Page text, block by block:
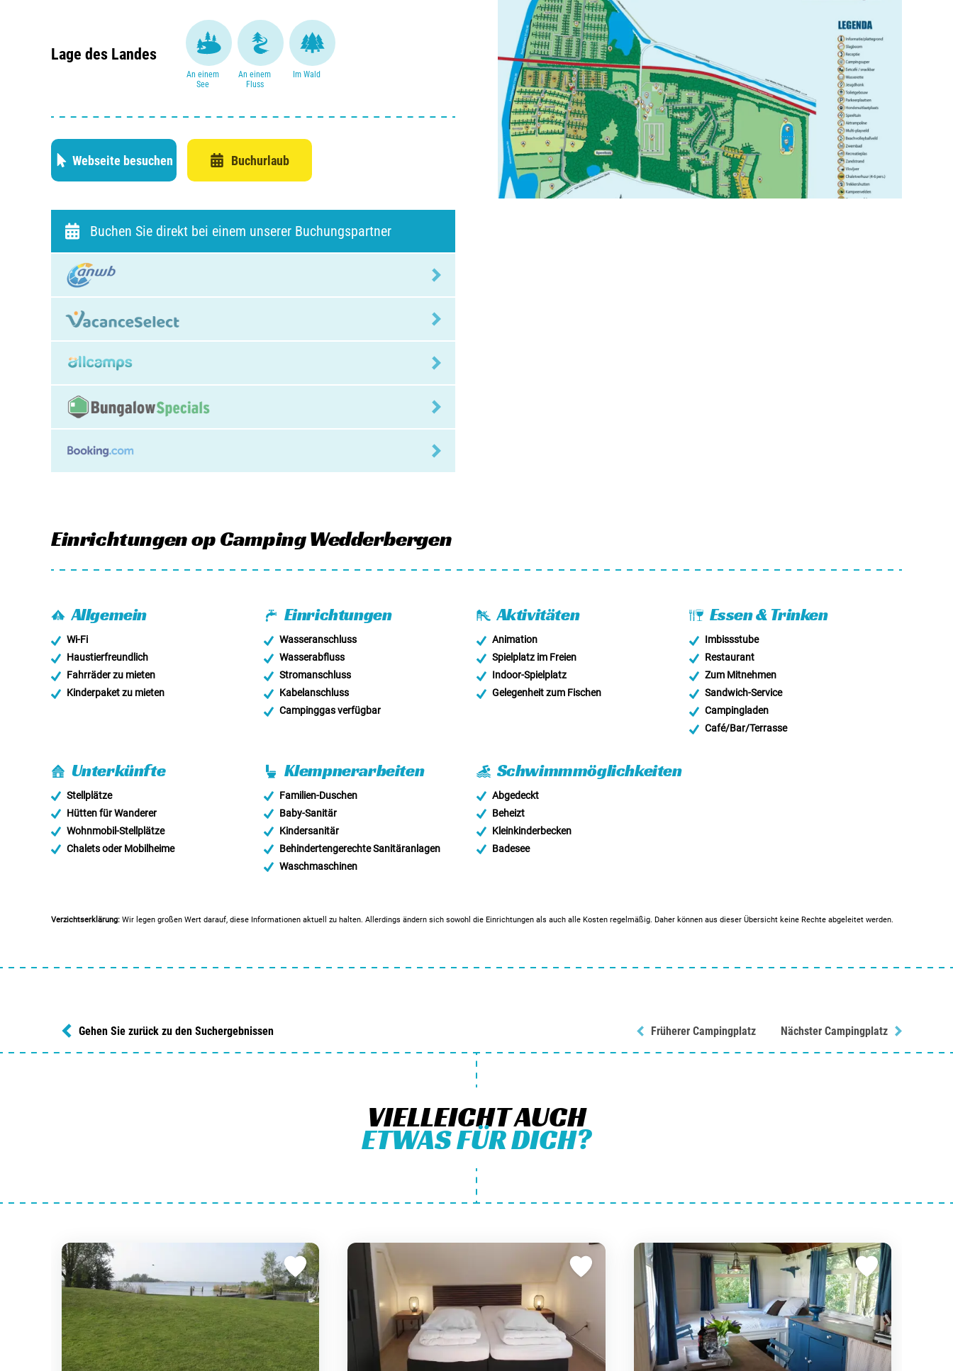
Lage des Landes
An einem
See
An einem
Fluss
Im Wald
Webseite besuchen Buchurlaub
Buchen Sie direkt bei einem unserer Buchungspartner
Einrichtungenop Camping Wedderbergen
Allgemein
Wi-Fi
Haustierfreundlich
Fahrräder zu mieten
Kinderpaket zu mieten
Einrichtungen
Wasseranschluss
Wasserabfluss
Stromanschluss
Kabelanschluss
Campinggas verfügbar
Aktivitäten
Animation
Spielplatz im Freien
Indoor-Spielplatz
Gelegenheit zum Fischen
Essen & Trinken
Imbissstube
Restaurant
Zum Mitnehmen
Sandwich-Service
Campingladen
Café/Bar/Terrasse
Unterkünfte
Stellplätze
Hütten für Wanderer
Wohnmobil-Stellplätze
Chalets oder Mobilheime
Klempnerarbeiten
Familien-Duschen
Baby-Sanitär
Kindersanitär
Behindertengerechte Sanitäranlagen
Waschmaschinen
Schwimmmöglichkeiten
Abgedeckt
Beheizt
Kleinkinderbecken
Badesee
Verzichtserklärung: Wir legen großen Wert darauf, diese Informationen aktuell zu halten. Allerdings ändern sich sowohl die Einrichtungen als auch alle Kosten regelmäßig. Daher können aus dieser Übersicht keine Rechte abgeleitet werden.
Gehen Sie zurück zu den Suchergebnissen Früherer Campingplatz Nächster Campingplatz
VIELLEICHT AUCH
ETWAS FÜR DICH?